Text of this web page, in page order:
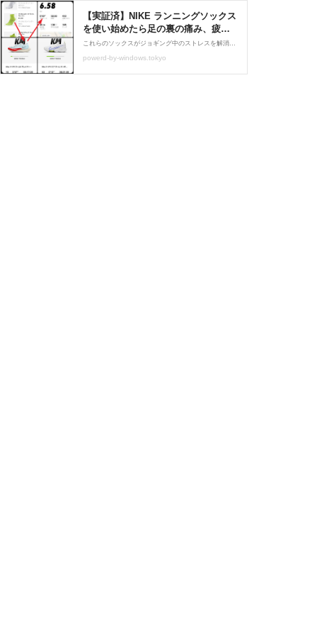
【実証済】NIKE ランニングソックス
を使い始めたら足の裏の痛み、疲れ
がなくなった！ : Nike Run Clubと供
に生涯で40,000KMを目指す 2024.02
これらのソックスがジョギング中のストレスを解消してくれる！ タイムも速くなった！？
powerd-by-windows.tokyo